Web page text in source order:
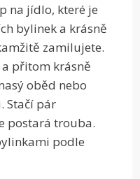
na jídlo, které je
bylinek a krásně
zamilujete.
přitom krásně
oběd nebo
Stačí pár
postará trouba.
podle